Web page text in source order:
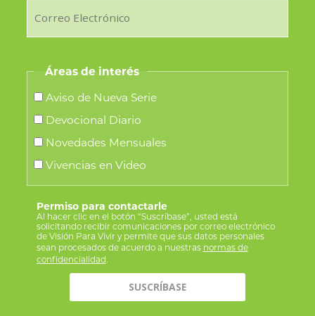
Áreas de interés
Aviso de Nueva Serie
Devocional Diario
Novedades Mensuales
Vivencias en Video
Permiso para contactarle
Al hacer clic en el botón “Suscríbase”, usted está
solicitando recibir comunicaciones por correo electrónico
de Visión Para Vivir y permite que sus datos personales
sean procesados de acuerdo a nuestras normas de
confidencialidad.